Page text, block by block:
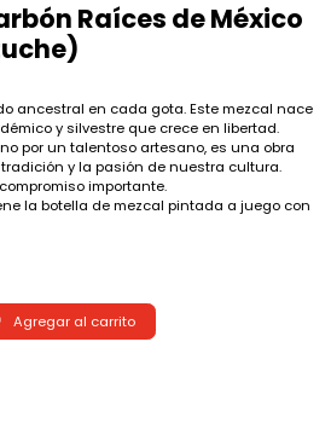
Raíces de México
ancestral en cada gota. Este mezcal nace
y silvestre que crece en libertad.
por un talentoso artesano, es una obra
y la pasión de nuestra cultura.
importante.
la botella de mezcal pintada a juego con
Agregar al carrito